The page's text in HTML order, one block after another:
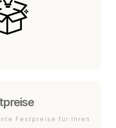
Festpreise für Ihren